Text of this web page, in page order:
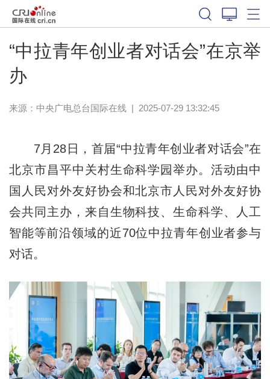
“中拉青年创业者对话会”在京举
办
来源：中央广电总台国际在线| 2025-07-29 13:32:45
7月28日，首届“中拉青年创业者对话会”在
北京市昌平中关村生命科学园举办。活动由中
国人民对外友好协会和北京市人民对外友好协
会共同主办，来自生物科技、生命科学、人工
智能等前沿领域的近70位中拉青年创业者参与
对话。